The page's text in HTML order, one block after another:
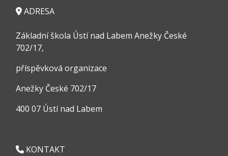
ADRESA
Základní škola Ústí nad Labem Anežky České
702/17,
příspěvková organizace
Anežky České 702/17
400 07 Ústí nad Labem
KONTAKT